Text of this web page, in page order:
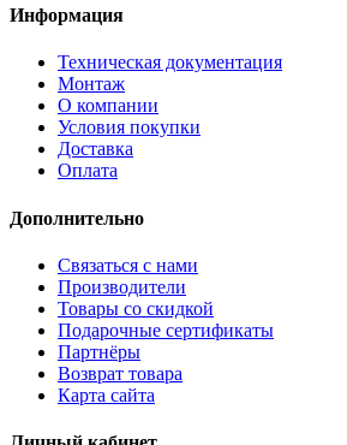
Информация
Техническая документация
Монтаж
О компании
Условия покупки
Доставка
Оплата
Дополнительно
Связаться с нами
Производители
Товары со скидкой
Подарочные сертификаты
Партнёры
Возврат товара
Карта сайта